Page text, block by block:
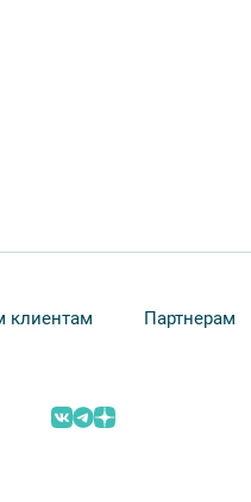
клиентам Партнерам